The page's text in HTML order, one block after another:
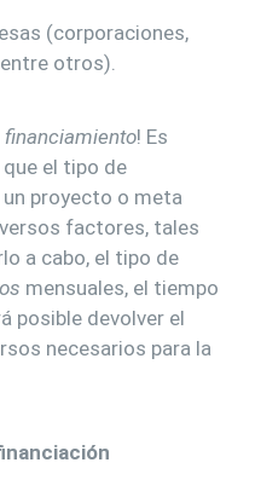
(corporaciones,
otros).
financiamiento! Es
el tipo de
proyecto o meta
factores, tales
a cabo, el tipo de
mensuales, el tiempo
posible devolver el
necesarios para la